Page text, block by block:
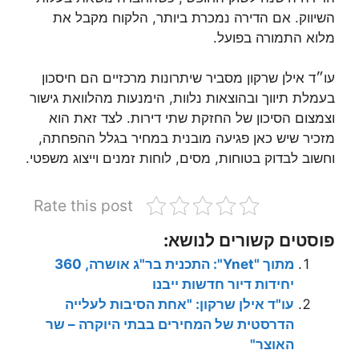
השיווק. אם הדירה נמכרת ביותר, הלקוח מקבל את
מלוא התמורה בפועל.
עו״ד אילן שרקון מסביר שיתרונות מרכזיים הם חיסכון
בעמלת תיווך ובהוצאות נלוות, הימנעות מהלוואת גישור
וצמצום הסיכון של החזקת שתי דירות. לצד זאת הוא
מזכיר שיש כאן פגיעה מובנית במחיר בגלל ההפחתה,
וחשוב לבדוק בטוחות, מסים, לוחות זמנים וייצוג משפטי.
Rate this post
פוסטים קשורים לנושא:
מתוך "Ynet": התכנית בר"ג אושרה, 360
יחידות דיור חדשות ייבנו
עו"ד אילן שרקון: "אחת הסיבות לעלייה
הדרסטית של המחירים בבתי היוקרה – שר
האוצר"